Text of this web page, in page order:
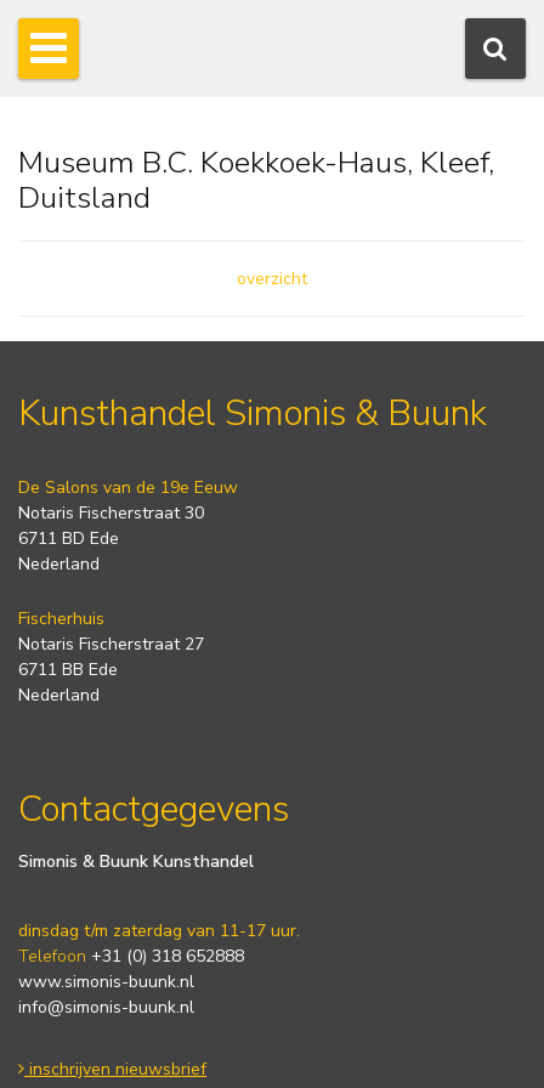
Museum B.C. Koekkoek-Haus, Kleef,
Duitsland
overzicht
Kunsthandel Simonis & Buunk
De Salons van de 19e Eeuw
Notaris Fischerstraat 30
6711 BD Ede
Nederland
Fischerhuis
Notaris Fischerstraat 27
6711 BB Ede
Nederland
Contactgegevens
Simonis & Buunk Kunsthandel
dinsdag t/m zaterdag van 11-17 uur.
Telefoon +31 (0) 318 652888
www.simonis-buunk.nl
info@simonis-buunk.nl
inschrijven nieuwsbrief